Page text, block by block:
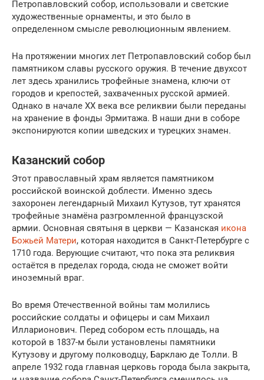
Петропавловский собор, использовали и светские
художественные орнаменты, и это было в
определенном смысле революционным явлением.
На протяжении многих лет Петропавловский собор был
памятником славы русского оружия. В течение двухсот
лет здесь хранились трофейные знамена, ключи от
городов и крепостей, захваченных русской армией.
Однако в начале XX века все реликвии были переданы
на хранение в фонды Эрмитажа. В наши дни в соборе
экспонируются копии шведских и турецких знамен.
Казанский собор
Этот православный храм является памятником
российской воинской доблести. Именно здесь
захоронен легендарный Михаил Кутузов, тут хранятся
трофейные знамёна разгромленной французской
армии. Основная святыня в церкви — Казанская икона
Божьей Матери, которая находится в Санкт-Петербурге с
1710 года. Верующие считают, что пока эта реликвия
остаётся в пределах города, сюда не сможет войти
иноземный враг.
Во время Отечественной войны там молились
российские солдаты и офицеры и сам Михаил
Илларионович. Перед собором есть площадь, на
которой в 1837-м были установлены памятники
Кутузову и другому полководцу, Барклаю де Толли. В
апреле 1932 года главная церковь города была закрыта,